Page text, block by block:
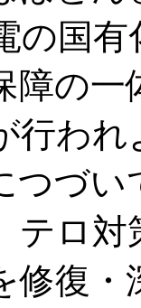
の国
障の
行わ
つづ
テロ
修復